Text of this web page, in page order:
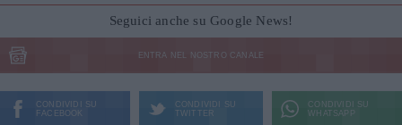
Seguici anche su Google News!
ENTRA NEL NOSTRO CANALE
CONDIVIDI SU
FACEBOOK
CONDIVIDI SU
TWITTER
CONDIVIDI SU
WHATSAPP